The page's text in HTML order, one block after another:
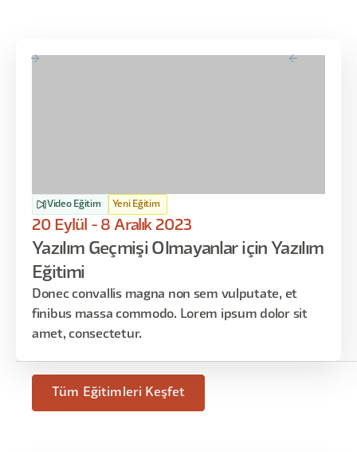
Video Eğitim Yeni Eğitim
20 Eylül - 8 Aralık 2023
Yazılım Geçmişi Olmayanlar için Yazılım
Eğitimi
Donec convallis magna non sem vulputate, et
finibus massa commodo. Lorem ipsum dolor sit
amet, consectetur.
Tüm Eğitimleri Keşfet